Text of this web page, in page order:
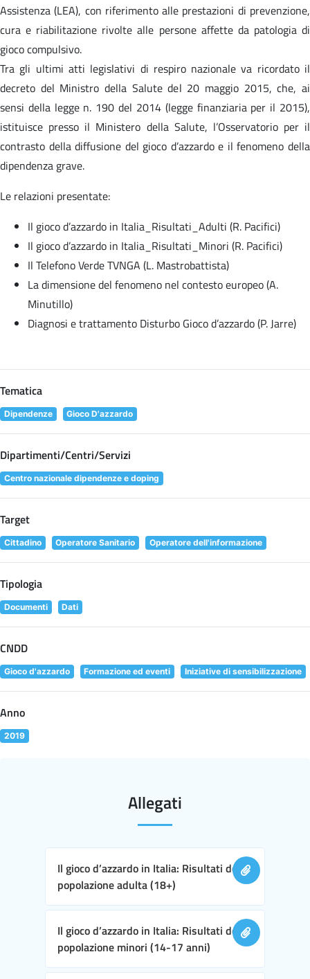
Assistenza (LEA), con riferimento alle prestazioni di prevenzione,
cura e riabilitazione rivolte alle persone affette da patologia di
gioco compulsivo.
Tra gli ultimi atti legislativi di respiro nazionale va ricordato il
decreto del Ministro della Salute del 20 maggio 2015, che, ai
sensi della legge n. 190 del 2014 (legge finanziaria per il 2015),
istituisce presso il Ministero della Salute, l’Osservatorio per il
contrasto della diffusione del gioco d’azzardo e il fenomeno della
dipendenza grave.
Le relazioni presentate:
Il gioco d’azzardo in Italia_Risultati_Adulti (R. Pacifici)
Il gioco d’azzardo in Italia_Risultati_Minori (R. Pacifici)
Il Telefono Verde TVNGA (L. Mastrobattista)
La dimensione del fenomeno nel contesto europeo (A.
Minutillo)
Diagnosi e trattamento Disturbo Gioco d’azzardo (P. Jarre)
Tematica
Dipendenze Gioco D'azzardo
Dipartimenti/Centri/Servizi
Centro nazionale dipendenze e doping
Target
Cittadino Operatore Sanitario Operatore dell'informazione
Tipologia
Documenti Dati
CNDD
Gioco d'azzardo Formazione ed eventi Iniziative di sensibilizzazione
Anno
2019
Allegati
Il gioco d’azzardo in Italia: Risultati della
popolazione adulta (18+)
Il gioco d’azzardo in Italia: Risultati della
popolazione minori (14-17 anni)